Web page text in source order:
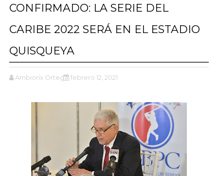
CONFIRMADO: LA SERIE DEL
CARIBE 2022 SERÁ EN EL ESTADIO
QUISQUEYA
Ambiorix Ortega febrero 12, 2021